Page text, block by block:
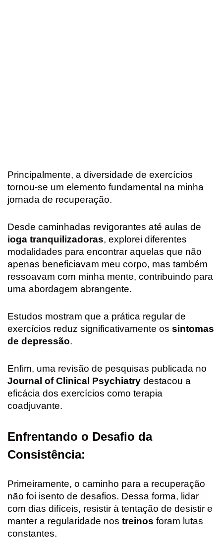
Principalmente, a diversidade de exercícios
tornou-se um elemento fundamental na minha
jornada de recuperação.
Desde caminhadas revigorantes até aulas de
ioga tranquilizadoras, explorei diferentes
modalidades para encontrar aquelas que não
apenas beneficiavam meu corpo, mas também
ressoavam com minha mente, contribuindo para
uma abordagem abrangente.
Estudos mostram que a prática regular de
exercícios reduz significativamente os sintomas
de depressão.
Enfim, uma revisão de pesquisas publicada no
Journal of Clinical Psychiatry destacou a
eficácia dos exercícios como terapia
coadjuvante.
Enfrentando o Desafio da
Consistência:
Primeiramente, o caminho para a recuperação
não foi isento de desafios. Dessa forma, lidar
com dias difíceis, resistir à tentação de desistir e
manter a regularidade nos treinos foram lutas
constantes.